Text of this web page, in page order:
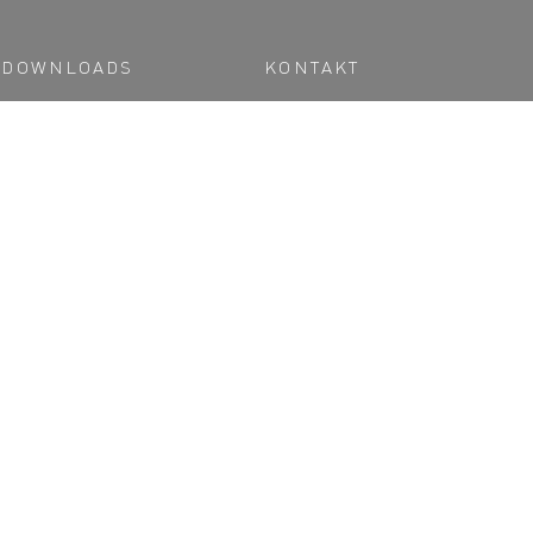
DOWNLOADS KONTAKT